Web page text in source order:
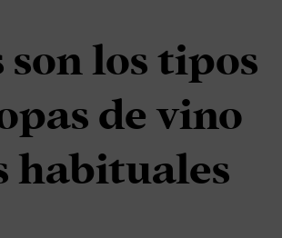
son los tipos
de vino
habituales